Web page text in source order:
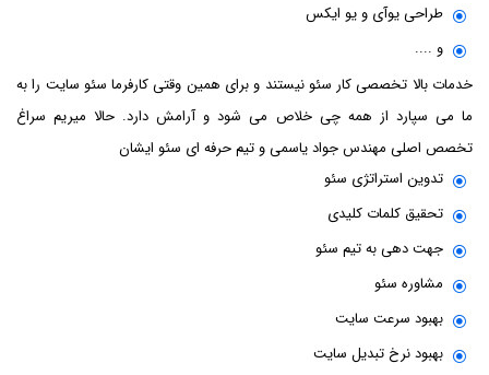
طراحی یوآی و یو ایکس
و ....
خدمات بالا تخصصی کار سئو نیستند و برای همین وقتی کارفرما سئو سایت را به
ما می سپارد از همه چی خلاص می شود و آرامش دارد. حالا میریم سراغ
تخصص اصلی مهندس جواد یاسمی و تیم حرفه ای سئو ایشان
تدوین استراتژی سئو
تحقیق کلمات کلیدی
جهت دهی به تیم سئو
مشاوره سئو
بهبود سرعت سایت
بهبود نرخ تبدیل سایت